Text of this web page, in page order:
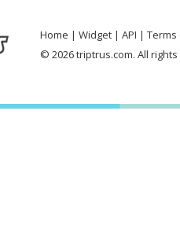
Home Widget API
Terms
© 2026 triptrus.com. All